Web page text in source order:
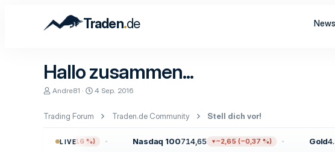
Traden.de
Hallo zusammen...
E
t
Andre81
E
l
4 Sep. 2016
Trading Forum Traden.de Community Stell dich vor!
LIVE
−12,17 (−0,16 %) Nasdaq 100714,65 −2,65 (−0,37 %) Gold